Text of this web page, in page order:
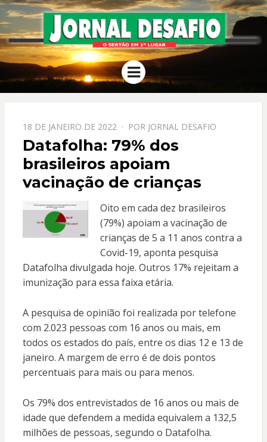
JORNAL
DESAFIO
O Sertão em 1º Lugar
Menu
PPOSTADO
EM
18 DE JANEIRO DE 2022 POR JORNAL DESAFIO
Datafolha: 79% dos
brasileiros apoiam
vacinação de crianças
Oito em cada dez brasileiros
(79%) apoiam a vacinação de
crianças de 5 a 11 anos contra a
Covid-19, aponta pesquisa
Datafolha divulgada hoje. Outros 17% rejeitam a
imunização para essa faixa etária.
A pesquisa de opinião foi realizada por telefone
com 2.023 pessoas com 16 anos ou mais, em
todos os estados do país, entre os dias 12 e 13 de
janeiro. A margem de erro é de dois pontos
percentuais para mais ou para menos.
Os 79% dos entrevistados de 16 anos ou mais de
idade que defendem a medida equivalem a 132,5
milhões de pessoas, segundo o Datafolha.